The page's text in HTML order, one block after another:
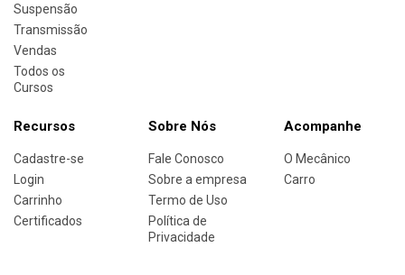
Suspensão
Transmissão
Vendas
Todos os
Cursos
Recursos
Cadastre-se
Login
Carrinho
Certificados
Sobre Nós
Fale Conosco
Sobre a empresa
Termo de Uso
Política de
Privacidade
Acompanhe
O Mecânico
Carro